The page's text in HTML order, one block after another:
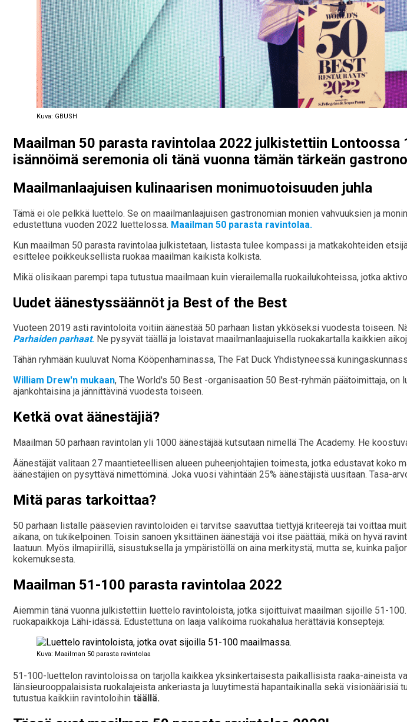
Kuva: GBUSH
Maailman 50 parasta ravintolaa 2022 julkistettiin
isännöimä seremonia oli tänä vuonna tämän tärkeän
Maailmanlaajuisen kulinaarisen monimuotoisuuden juhla
Tämä ei ole pelkkä luettelo. Se on maailmanlaajuisen gastronomian monien vahvuuksien ja
edustettuna vuoden 2022 luettelossa. Maailman 50 parasta ravintolaa.
Kun maailman 50 parasta ravintolaa julkistetaan, listasta tulee kompassi ja matkakohteiden
esittelee poikkeuksellista ruokaa maailman kaikista kolkista.
Mikä olisikaan parempi tapa tutustua maailmaan kuin vierailemalla ruokailukohteissa, jotka
Uudet äänestyssäännöt ja Best of the Best
Vuoteen 2019 asti ravintoloita voitiin äänestää 50 parhaan listan ykköseksi vuodesta toiseen.
Parhaiden parhaat. Ne pysyvät täällä ja loistavat maailmanlaajuisella ruokakartalla kaikkien
Tähän ryhmään kuuluvat Noma Kööpenhaminassa, The Fat Duck Yhdistyneessä
William Drew'n mukaan, The World's 50 Best -organisaation 50 Best-ryhmän päätoimittaja,
ajankohtaisina ja jännittävinä vuodesta toiseen.
Ketkä ovat äänestäjiä?
Maailman 50 parhaan ravintolan yli 1000 äänestäjää kutsutaan nimellä The Academy. He
Äänestäjät valitaan 27 maantieteellisen alueen puheenjohtajien toimesta, jotka edustavat koko
äänestäjien on pysyttävä nimettöminä. Joka vuosi vähintään 25% äänestäjistä uusitaan. Tasa-
Mitä paras tarkoittaa?
50 parhaan listalle pääsevien ravintoloiden ei tarvitse saavuttaa tiettyjä kriteerejä tai voittaa
aikana, on tukikelpoinen. Toisin sanoen yksittäinen äänestäjä voi itse päättää, mikä on hyvä
laatuun. Myös ilmapiirillä, sisustuksella ja ympäristöllä on aina merkitystä, mutta se, kuinka
kokemuksesta.
Maailman 51-100 parasta ravintolaa 2022
Aiemmin tänä vuonna julkistettiin luettelo ravintoloista, jotka sijoittuivat maailman sijoille 51-
ruokapaikkoja Lähi-idässä. Edustettuna on laaja valikoima ruokahalua herättäviä konsepteja:
Kuva: Maailman 50 parasta ravintolaa
51-100-luettelon ravintoloissa on tarjolla kaikkea yksinkertaisesta paikallisista raaka-
länsieurooppalaisista ruokalajeista ankeriasta ja luuytimestä hapantaikinalla sekä
tutustua kaikkiin ravintoloihin täällä.